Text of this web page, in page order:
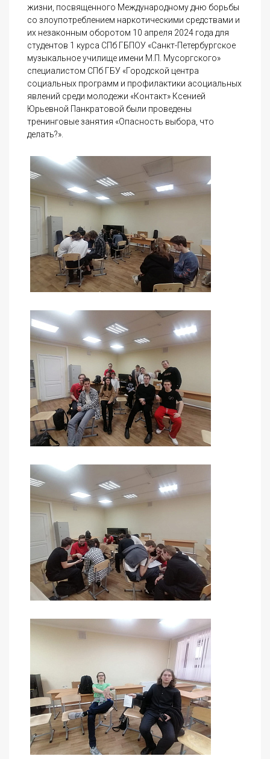
жизни, посвященного Международному дню борьбы
со злоупотреблением наркотическими средствами и
их незаконным оборотом 10 апреля 2024 года для
студентов 1 курса СПб ГБПОУ «Санкт-Петербургское
музыкальное училище имени М.П. Мусоргского»
специалистом СПб ГБУ «Городской центра
социальных программ и профилактики асоциальных
явлений среди молодежи «Контакт» Ксенией
Юрьевной Панкратовой были проведены
тренинговые занятия «Опасность выбора, что
делать?».